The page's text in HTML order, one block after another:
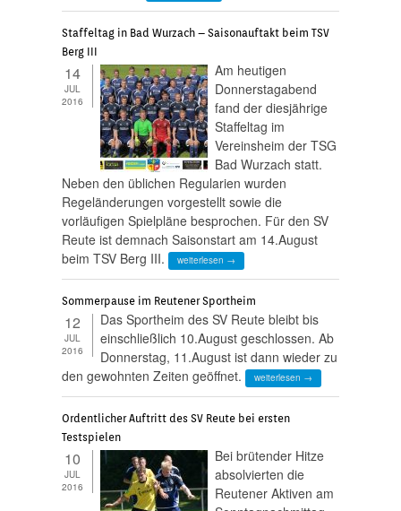
Staffeltag in Bad Wurzach – Saisonauftakt beim TSV
Berg III
14
JUL
2016
Am heutigen
Donnerstagabend
fand der diesjährige
Staffeltag im
Vereinsheim der TSG
Bad Wurzach statt.
Neben den üblichen Regularien wurden
Regeländerungen vorgestellt sowie die
vorläufigen Spielpläne besprochen. Für den SV
Reute ist demnach Saisonstart am 14.August
beim TSV Berg III.
weiterlesen →
Sommerpause im Reutener Sportheim
12
JUL
2016
Das Sportheim des SV Reute bleibt bis
einschließlich 10.August geschlossen. Ab
Donnerstag, 11.August ist dann wieder zu
den gewohnten Zeiten geöffnet.
weiterlesen →
Ordentlicher Auftritt des SV Reute bei ersten
Testspielen
10
JUL
2016
Bei brütender Hitze
absolvierten die
Reutener Aktiven am